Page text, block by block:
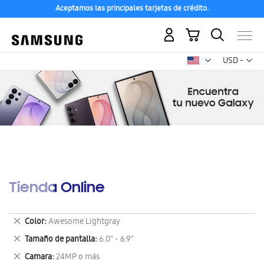
Aceptamos las principales tarjetas de crédito.
USD -
dólar
Mi carrito
Tienda Online
Color Awesome Lightgray
Eliminar
este
artículo
Tamaño de pantalla 6.0" - 6.9"
Eliminar
este
Camara 24MP o más
Eliminar